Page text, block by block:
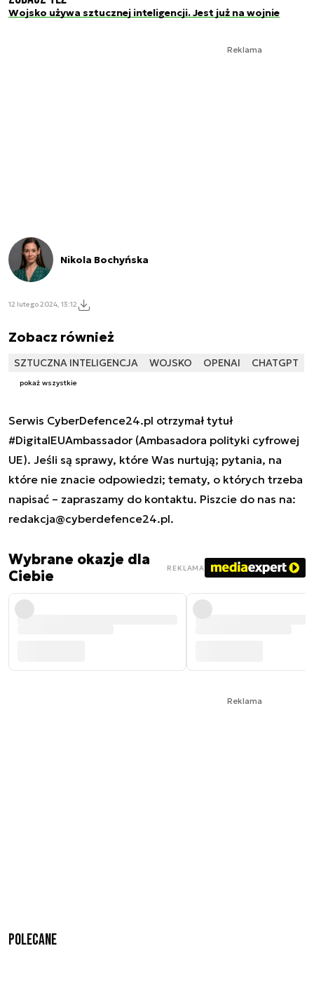
Wojsko używa sztucznej inteligencji. Jest już na wojnie
Reklama
Nikola Bochyńska
12 lutego 2024, 13:12
Zobacz również
SZTUCZNA INTELIGENCJA WOJSKO OPENAI CHATGPT
pokaż wszystkie
Serwis CyberDefence24.pl otrzymał tytuł
#DigitalEUAmbassador (Ambasadora polityki cyfrowej
UE). Jeśli są sprawy, które Was nurtują; pytania, na
które nie znacie odpowiedzi; tematy, o których trzeba
napisać – zapraszamy do kontaktu. Piszcie do nas na:
redakcja@cyberdefence24.pl.
Wybrane okazje dla
Ciebie
REKLAMA
Reklama
Polecane